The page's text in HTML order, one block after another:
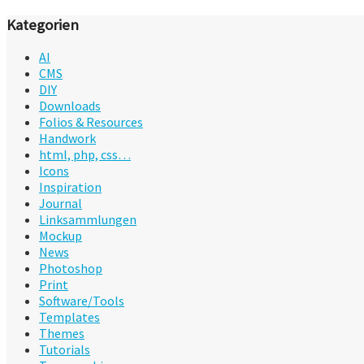
Kategorien
AI
CMS
DIY
Downloads
Folios & Resources
Handwork
html, php, css…
Icons
Inspiration
Journal
Linksammlungen
Mockup
News
Photoshop
Print
Software/Tools
Templates
Themes
Tutorials